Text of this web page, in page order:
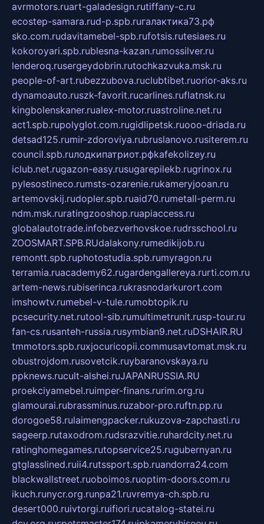
avrmotors.ruart-galadesign.rutiffany-c.ru
ecostep-samara.rud-p.spb.ruгалактика73.рф
sko.com.rudavitamebel-spb.rufotsis.rutesiaes.ru
kokoroyari.spb.rublesna-kazan.rumossilver.ru
lenderoq.rusergeydobrin.rutochkazvuka.msk.ru
people-of-art.rubezzubova.ruclubtibet.ruorior-aks.ru
dynamoauto.ruszk-favorit.rucarlines.ruflatnsk.ru
kingbolenskaner.rualex-motor.ruastroline.net.ru
act1.spb.rupolyglot.com.rugidlipetsk.ruooo-driada.ru
detsad125.rumir-zdoroviya.rubruslanovo.rusiterem.ru
council.spb.ruлодкипатриот.рфkafekolizey.ru
iclub.net.rugazon-easy.rusugarepilekb.rugrinox.ru
pylesostineco.rumsts-ozarenie.rukameryjooan.ru
artemovskij.rudopler.spb.ruaid70.rumetall-perm.ru
ndm.msk.ruratingzooshop.ruapiaccess.ru
globalautotrade.infobezverhovskoe.rudrsschool.ru
ZOOSMART.SPB.RUdalakony.rumedikijob.ru
remontt.spb.ruphotostudia.spb.rumyragon.ru
terramia.ruacademy62.rugardengallereya.rurti.com.ru
artem-news.rubiserinca.rukrasnodarkurort.com
imshowtv.rumebel-v-tule.rumobtopik.ru
pcsecurity.net.rutool-sib.rumultimetrunit.rusp-tour.ru
fan-cs.rusanteh-russia.rusymbian9.net.ruDSHAIR.RU
tmmotors.spb.ruxjocuricopii.commusavtomat.msk.ru
obustrojdom.rusovetcik.ruybaranovskaya.ru
ppknews.rucult-alshei.ruJAPANRUSSIA.RU
proekciyamebel.ruimper-finans.rurim.org.ru
glamourai.rubrassminus.ruzabor-pro.ruftn.pp.ru
dorogoe58.rulaimengpacker.rukuzova-zapchasti.ru
sageerp.rutaxodrom.rudsrazvitie.ruhardcity.net.ru
ratinghomegames.rutopservice25.rugubernyan.ru
gtglasslined.ruii4.rutssport.spb.ruandorra24.com
blackwallstreet.ruoboimos.ruoptim-doors.com.ru
ikuch.runycr.org.runpa21.ruvremya-ch.spb.ru
desert000.ruivtorgi.ruifiori.rucatalog-statei.ru